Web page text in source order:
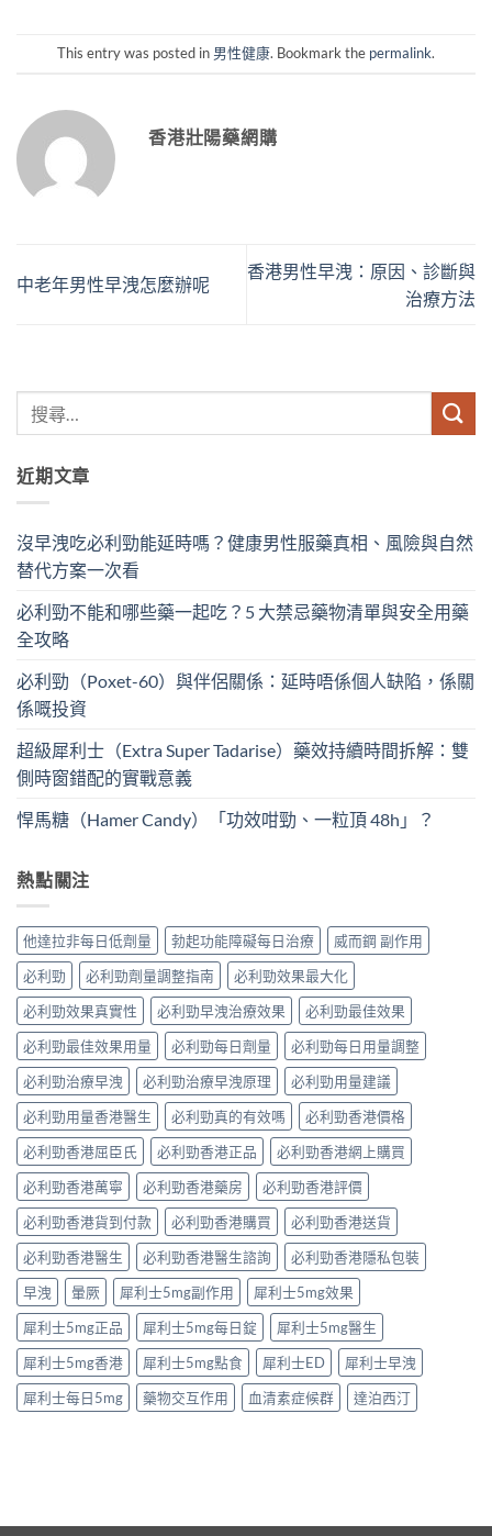
This entry was posted in 男性健康. Bookmark the permalink.
香港壯陽藥網購
中老年男性早洩怎麼辦呢
香港男性早洩：原因、診斷與
治療方法
近期文章
沒早洩吃必利勁能延時嗎？健康男性服藥真相、風險與自然
替代方案一次看
必利勁不能和哪些藥一起吃？5 大禁忌藥物清單與安全用藥
全攻略
必利勁（Poxet-60）與伴侶關係：延時唔係個人缺陷，係關
係嘅投資
超級犀利士（Extra Super Tadarise）藥效持續時間拆解：雙
側時窗錯配的實戰意義
悍馬糖（Hamer Candy）「功效咁勁、一粒頂 48h」？
熱點關注
他達拉非每日低劑量 勃起功能障礙每日治療
威而鋼 副作用
必利勁
必利勁劑量調整指南
必利勁效果最大化
必利勁效果真實性
必利勁早洩治療效果
必利勁最佳效果
必利勁最佳效果用量
必利勁每日劑量
必利勁每日用量調整
必利勁治療早洩
必利勁治療早洩原理
必利勁用量建議
必利勁用量香港醫生
必利勁真的有效嗎
必利勁香港價格
必利勁香港屈臣氏
必利勁香港正品
必利勁香港網上購買
必利勁香港萬寧
必利勁香港藥房
必利勁香港評價
必利勁香港貨到付款
必利勁香港購買
必利勁香港送貨
必利勁香港醫生
必利勁香港醫生諮詢
必利勁香港隱私包裝
早洩
暈厥 犀利士5mg副作用
犀利士5mg效果
犀利士5mg正品
犀利士5mg每日錠
犀利士5mg醫生
犀利士5mg香港
犀利士5mg點食 犀利士ED
犀利士早洩
犀利士每日5mg
藥物交互作用 血清素症候群 達泊西汀